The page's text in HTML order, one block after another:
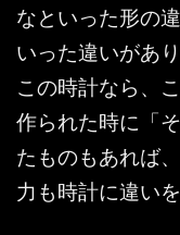
なといった形の
いった違いがあり
この時計なら、
作られた時に「
たものもあれば
力も時計に違い